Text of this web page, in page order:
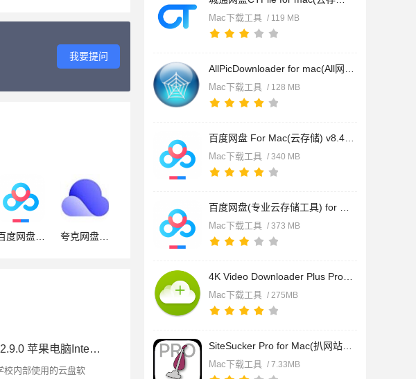
Mac下载工具 / 119 MB
Mac下载工具 / 128 MB
Mac下载工具 / 340 MB
Mac下载工具 / 373 MB
Mac下载工具 / 275MB
Mac下载工具 / 7.33MB
我要提问
(专业云存储工具) for mac v8.4.0 官方苹果电脑Intel版 夸克网盘(网盘存储共享) for mac v6.5.0.705 苹果电脑版 Apple芯
交大云盘(网盘软件) v2.9.0 苹果电脑Intel版
校内部使用的云盘软